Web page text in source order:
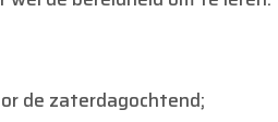
de zaterdagochtend;